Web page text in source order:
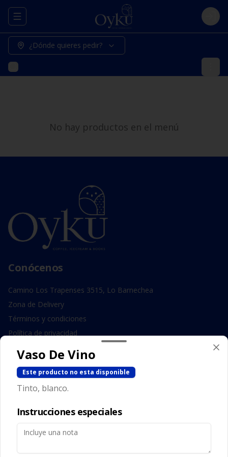
Abrir menu de navegación Login
¿Dónde quieres pedir?
No hay productos en el menú
Conócenos
Camino Los Trapenses 3515, Lo Barnechea
Zona de Delivery
Términos y condiciones
Política de privacidad
Redes sociales
Instagram
Facebook
Mi cuenta
Vaso De Vino
Este producto no esta disponible
Tinto, blanco.
Instrucciones especiales